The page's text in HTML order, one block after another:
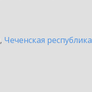
, Чеченская республика